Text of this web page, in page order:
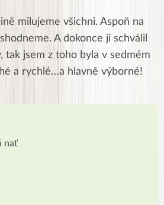
milujeme všichni. Aspoň na
A dokonce jí schválil
tak jsem z toho byla v sedmém
a rychlé…a hlavně výborné!
nať